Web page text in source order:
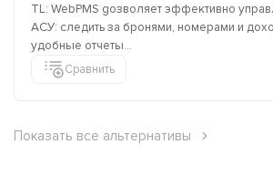
TL: WebPMS gозволяет эффективно
АСУ: следить за бронями, номерами и
удобные отчеты...
Сравнить
Показать все альтернативы